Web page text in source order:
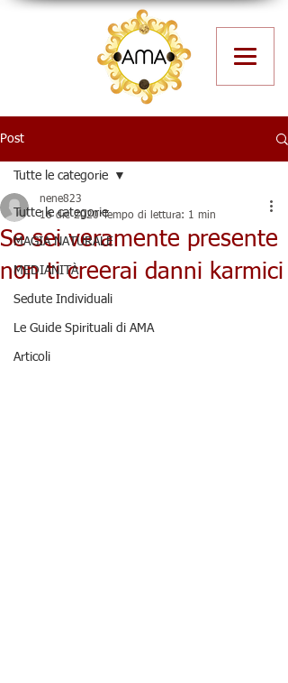
Post
Tutte le categorie
MAGIA NATURALE
MEDIANITÀ
Sedute Individuali
Le Guide Spirituali di AMA
Articoli
Tutte le categorie
Se sei veramente presente
non ti creerai danni karmici
nene823
16 dic 2020 Tempo di lettura: 1 min